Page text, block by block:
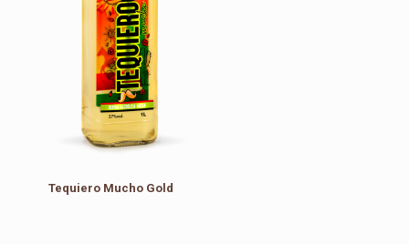
Tequiero Mucho Gold